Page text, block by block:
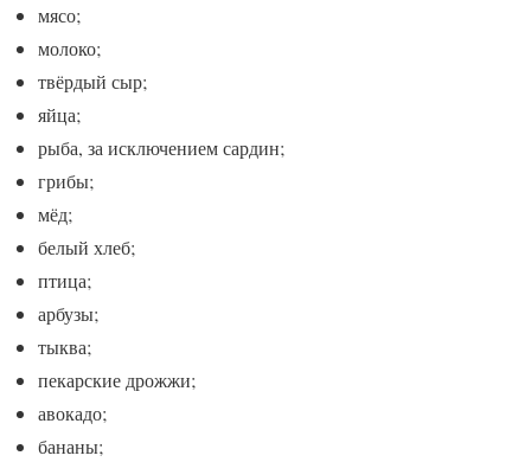
мясо;
молоко;
твёрдый сыр;
яйца;
рыба, за исключением сардин;
грибы;
мёд;
белый хлеб;
птица;
арбузы;
тыква;
пекарские дрожжи;
авокадо;
бананы;